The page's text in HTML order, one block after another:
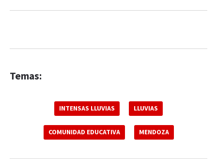
Temas:
INTENSAS LLUVIAS LLUVIAS
COMUNIDAD EDUCATIVA MENDOZA